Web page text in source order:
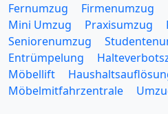
Fernumzug
Firmenumzug
Mini Umzug
Praxisumzug
Seniorenumzug
Entrümpelung
Möbellift
Möbelmitfahrzentrale